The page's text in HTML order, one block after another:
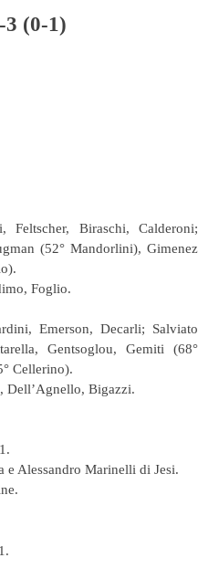
3 (0-1)
Feltscher, Biraschi, Calderoni;
(52° Mandorlini), Gimenez
Foglio.
Emerson, Decarli; Salviato
Gentsoglou, Gemiti (68°
Cellerino).
Dell’Agnello, Bigazzi.
e Alessandro Marinelli di Jesi.